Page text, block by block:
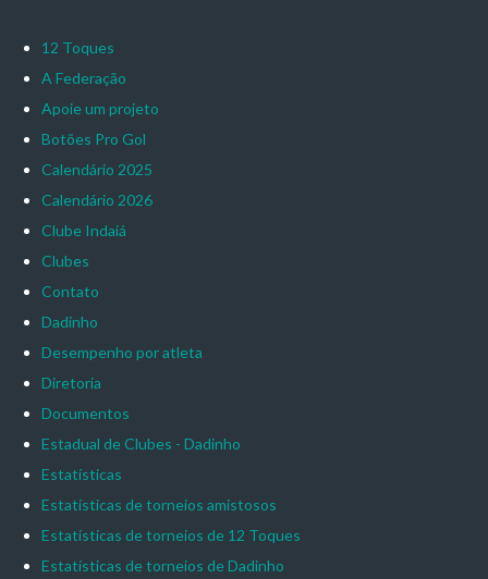
12 Toques
A Federação
Apoie um projeto
Botões Pro Gol
Calendário 2025
Calendário 2026
Clube Indaiá
Clubes
Contato
Dadinho
Desempenho por atleta
Diretoria
Documentos
Estadual de Clubes - Dadinho
Estatísticas
Estatísticas de torneios amistosos
Estatísticas de torneios de 12 Toques
Estatísticas de torneios de Dadinho